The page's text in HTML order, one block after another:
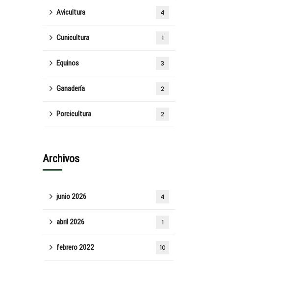
Avicultura 4
Cunicultura 1
Equinos 3
Ganadería 2
Porcicultura 2
Archivos
junio 2026 4
abril 2026 1
febrero 2022 10